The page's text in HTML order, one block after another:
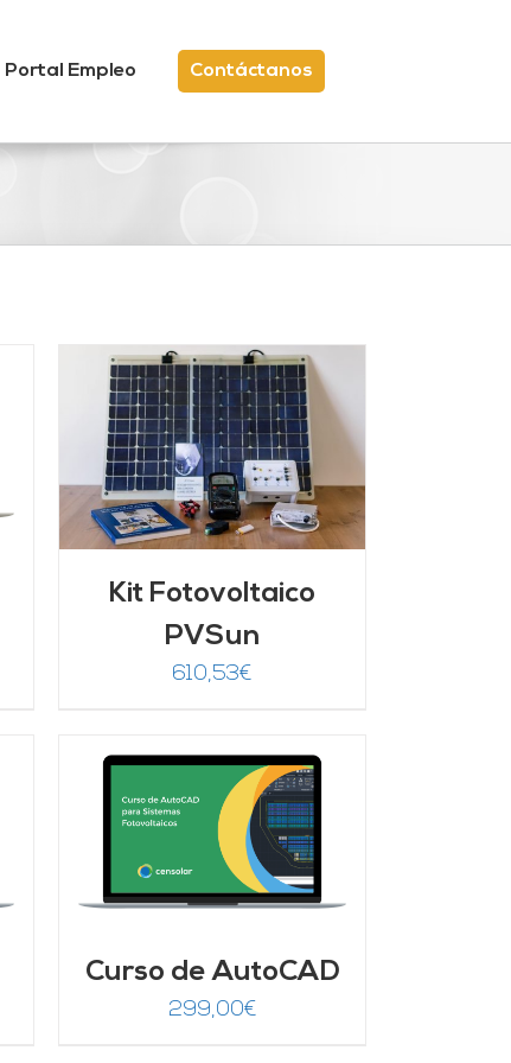
Portal Empleo Contáctanos
Kit Fotovoltaico
PVSun
610,53€
Curso de AutoCAD
299,00€